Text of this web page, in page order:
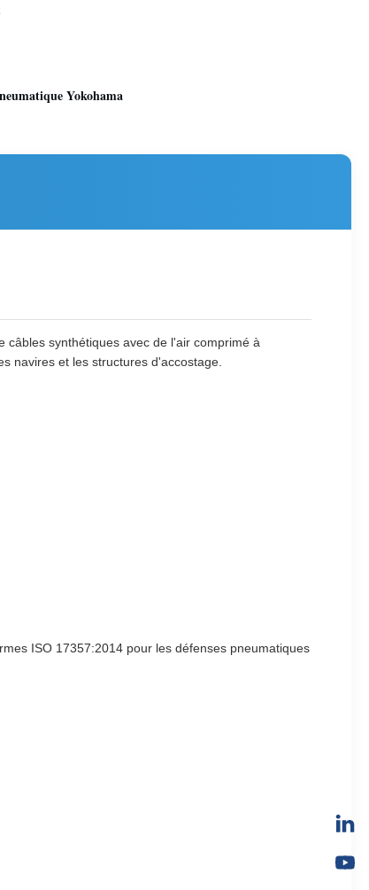
Yokohama
câbles synthétiques avec de l'air comprimé à
navires et les structures d'accostage.
ISO 17357:2014 pour les défenses pneumatiques